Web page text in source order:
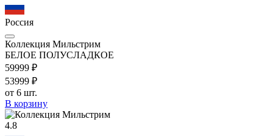
Россия
Коллекция Мильстрим
БЕЛОЕ ПОЛУСЛАДКОЕ
59999 ₽
53999 ₽
от 6 шт.
В корзину
4.8